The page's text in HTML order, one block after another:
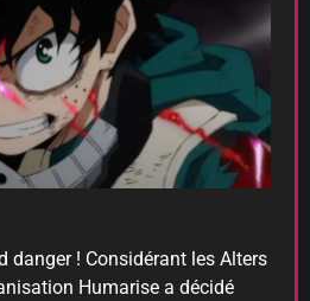
danger ! Considérant les Alters
Humarise a décidé